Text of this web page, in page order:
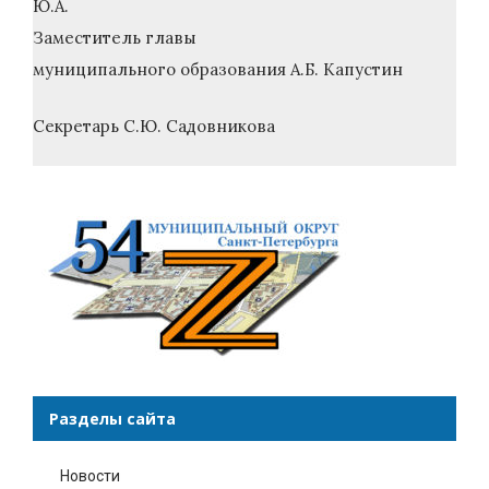
Ю.А.
Заместитель главы
муниципального образования А.Б. Капустин
Секретарь С.Ю. Садовникова
Разделы сайта
Новости